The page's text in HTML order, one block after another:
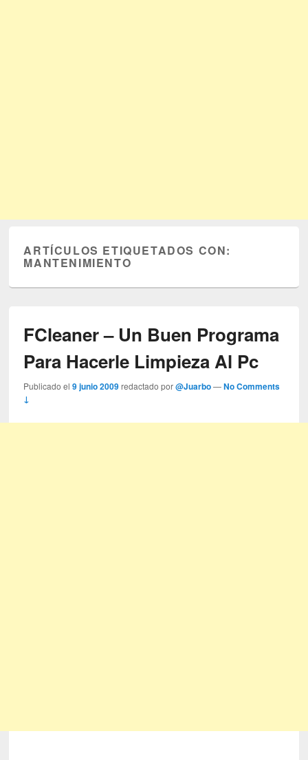
ARTÍCULOS ETIQUETADOS CON:
MANTENIMIENTO
FCleaner – Un Buen Programa
Para Hacerle Limpieza Al Pc
Publicado el9 junio 2009 redactado por@Juarbo —No Comments
↓